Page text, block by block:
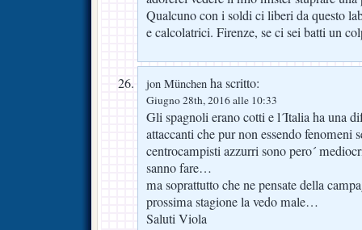
Qualcuno con i soldi ci liberi da questo
e calcolatrici. Firenze, se ci sei batti un
jon München ha scritto:
Giugno 28th, 2016 alle 10:33
Gli spagnoli erano cotti e l´Italia ha una
attaccanti che pur non essendo fenomeni
centrocampisti azzurri sono pero´
sanno fare…
ma soprattutto che ne pensate della
prossima stagione la vedo male…
Saluti Viola